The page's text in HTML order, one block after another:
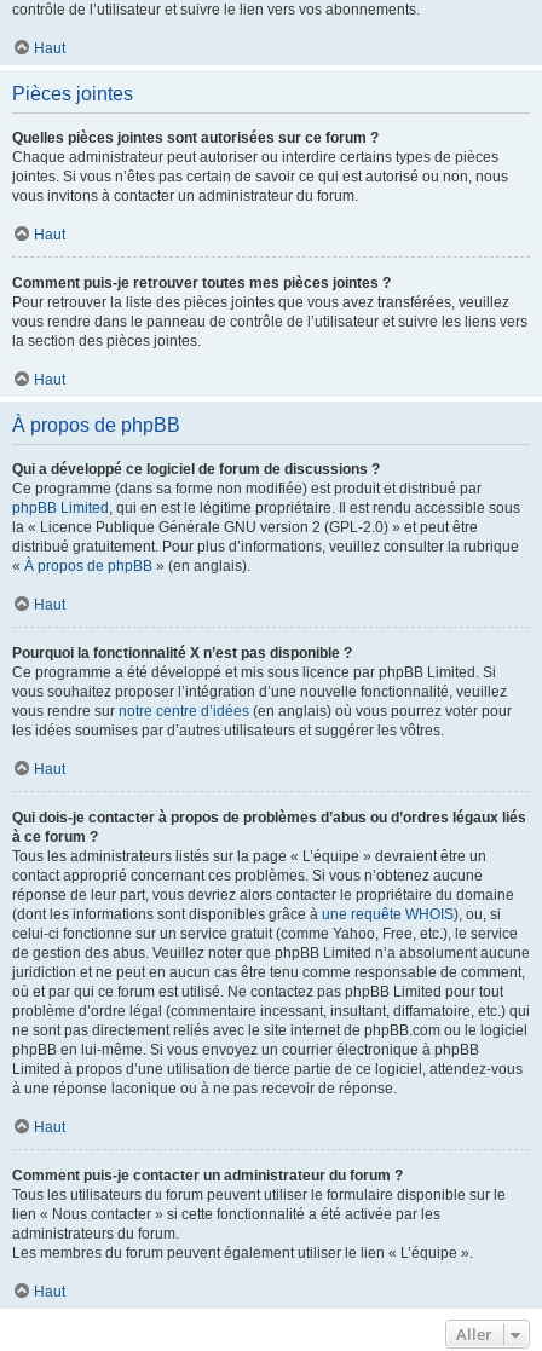
contrôle de l’utilisateur et suivre le lien vers vos abonnements.
Haut
Pièces jointes
Quelles pièces jointes sont autorisées sur ce forum ?
Chaque administrateur peut autoriser ou interdire certains types de pièces
jointes. Si vous n’êtes pas certain de savoir ce qui est autorisé ou non, nous
vous invitons à contacter un administrateur du forum.
Haut
Comment puis-je retrouver toutes mes pièces jointes ?
Pour retrouver la liste des pièces jointes que vous avez transférées, veuillez
vous rendre dans le panneau de contrôle de l’utilisateur et suivre les liens vers
la section des pièces jointes.
Haut
À propos de phpBB
Qui a développé ce logiciel de forum de discussions ?
Ce programme (dans sa forme non modifiée) est produit et distribué par
phpBB Limited , qui en est le légitime propriétaire. Il est rendu accessible sous
la « Licence Publique Générale GNU version 2 (GPL-2.0) » et peut être
distribué gratuitement. Pour plus d’informations, veuillez consulter la rubrique
« À propos de phpBB » (en anglais).
Haut
Pourquoi la fonctionnalité X n’est pas disponible ?
Ce programme a été développé et mis sous licence par phpBB Limited. Si
vous souhaitez proposer l’intégration d’une nouvelle fonctionnalité, veuillez
vous rendre sur notre centre d’idées (en anglais) où vous pourrez voter pour
les idées soumises par d’autres utilisateurs et suggérer les vôtres.
Haut
Qui dois-je contacter à propos de problèmes d’abus ou d’ordres légaux liés
à ce forum ?
Tous les administrateurs listés sur la page « L’équipe » devraient être un
contact approprié concernant ces problèmes. Si vous n’obtenez aucune
réponse de leur part, vous devriez alors contacter le propriétaire du domaine
(dont les informations sont disponibles grâce à une requête WHOIS), ou, si
celui-ci fonctionne sur un service gratuit (comme Yahoo, Free, etc.), le service
de gestion des abus. Veuillez noter que phpBB Limited n’a absolument aucune
juridiction et ne peut en aucun cas être tenu comme responsable de comment,
où et par qui ce forum est utilisé. Ne contactez pas phpBB Limited pour tout
problème d’ordre légal (commentaire incessant, insultant, diffamatoire, etc.) qui
ne sont pas directement reliés avec le site internet de phpBB.com ou le logiciel
phpBB en lui-même. Si vous envoyez un courrier électronique à phpBB
Limited à propos d’une utilisation de tierce partie de ce logiciel, attendez-vous
à une réponse laconique ou à ne pas recevoir de réponse.
Haut
Comment puis-je contacter un administrateur du forum ?
Tous les utilisateurs du forum peuvent utiliser le formulaire disponible sur le
lien « Nous contacter » si cette fonctionnalité a été activée par les
administrateurs du forum.
Les membres du forum peuvent également utiliser le lien « L’équipe ».
Haut
Aller